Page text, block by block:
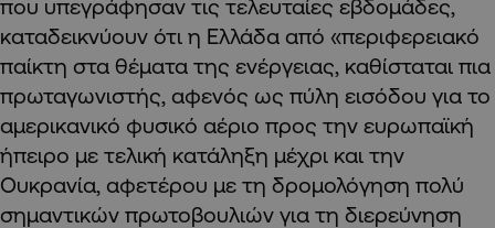
που υπεγράφησαν τις τελευταίες εβδομάδες,
καταδεικνύουν ότι η Ελλάδα από «περιφερειακό
παίκτη στα θέματα της ενέργειας, καθίσταται πια
πρωταγωνιστής, αφενός ως πύλη εισόδου για το
αμερικανικό φυσικό αέριο προς την ευρωπαϊκή
ήπειρο με τελική κατάληξη μέχρι και την
Ουκρανία, αφετέρου με τη δρομολόγηση πολύ
σημαντικών πρωτοβουλιών για τη διερεύνηση